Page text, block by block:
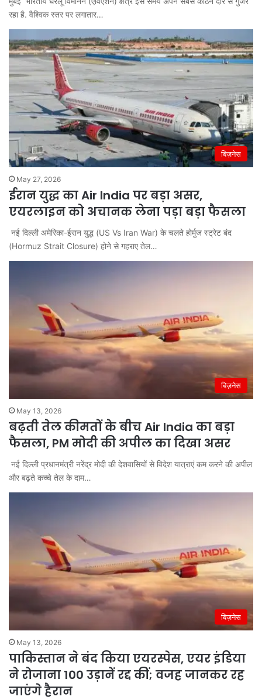
रहा है. वैश्विक स्तर पर लगातार…
बिज़नेस
May 27, 2026
ईरान युद्ध का Air India पर बड़ा असर,
एयरलाइन को अचानक लेना पड़ा बड़ा फैसला
नई दिल्ली अमेरिका-ईरान युद्ध (US Vs Iran War) के चलते होर्मुज स्ट्रेट बंद
(Hormuz Strait Closure) होने से गहराए तेल…
बिज़नेस
May 13, 2026
बढ़ती तेल कीमतों के बीच Air India का बड़ा
फैसला, PM मोदी की अपील का दिखा असर
नई दिल्‍ली प्रधानमंत्री नरेंद्र मोदी की देशवासियों से विदेश यात्राएं कम करने की अपील
और बढ़ते कच्‍चे तेल के दाम…
बिज़नेस
May 13, 2026
पाकिस्तान ने बंद किया एयरस्पेस, एयर इंडिया
ने रोजाना 100 उड़ानें रद्द कीं; वजह जानकर रह
जाएंगे हैरान